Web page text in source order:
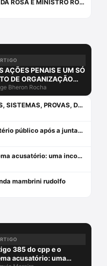
#291 | ALEXANDRE MORAIS DA ROSA E MINISTRO ROGÉRIO SCHIETTI FALAM SOBRE OS DESAFIOS NO STJ
AÇÕES PENAIS E UM SÓ
DE ORGANIZAÇÃO
Bheron Rocha
INQUIETAÇÕES, ANGÚSTIAS, SISTEMAS, PROVAS, DIREITO E O ERRO DA COMPREENSÃO JURÍDICA ESTUDANDO APENAS O DIREITO.
A abertura de vista ao ministério público após a juntada da resposta à acusação
O artigo 385 do cpp e o sistema acusatório: uma incompatiblidade com a constituição federal
mambrini rudolfo
385 do cpp e o
acusatório: uma